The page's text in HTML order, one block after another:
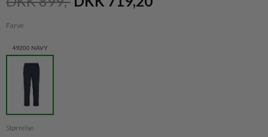
Farve
49200 NAVY
Størrelse